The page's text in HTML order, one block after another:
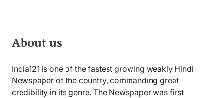
About us
India121 is one of the fastest growing weakly Hindi
Newspaper of the country, commanding great
credibility in its genre. The Newspaper was first